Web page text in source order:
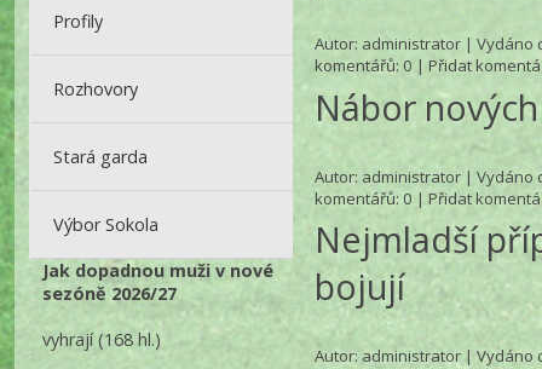
Profily
Rozhovory
Stará garda
Výbor Sokola
Jak dopadnou muži v nové
sezóně 2026/27
vyhrají(168 hl.)
Autor: administrator| Vydáno
komentářů: 0 | Přidat
Nábor
Autor: administrator| Vydáno
komentářů: 0 | Přidat
Nejmladší
bojují
Autor: administrator| Vydáno